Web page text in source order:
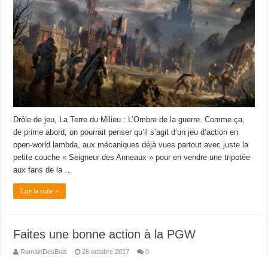
Drôle de jeu, La Terre du Milieu : L’Ombre de la guerre. Comme ça,
de prime abord, on pourrait penser qu’il s’agit d’un jeu d’action en
open-world lambda, aux mécaniques déjà vues partout avec juste la
petite couche « Seigneur des Anneaux » pour en vendre une tripotée
aux fans de la …
Lire la suite »
Faites une bonne action à la PGW
RomainDesBois 26 octobre 2017 0